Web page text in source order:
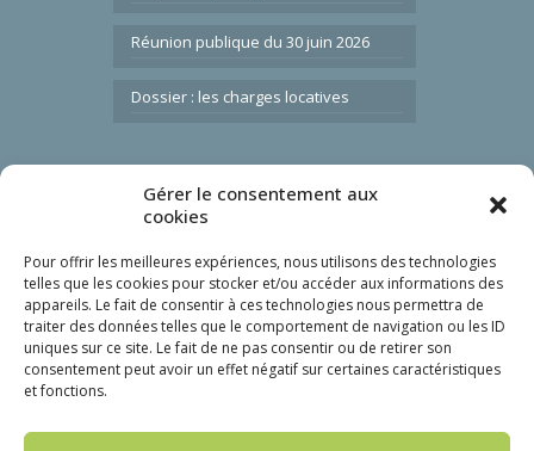
Gérer le consentement aux
cookies
Pour offrir les meilleures expériences, nous utilisons des technologies
telles que les cookies pour stocker et/ou accéder aux informations des
appareils. Le fait de consentir à ces technologies nous permettra de
traiter des données telles que le comportement de navigation ou les ID
uniques sur ce site. Le fait de ne pas consentir ou de retirer son
consentement peut avoir un effet négatif sur certaines caractéristiques
et fonctions.
Réunion publique du 30 juin 2026
Dossier : les charges locatives
Liens utiles
Nous contacter
FAQ
Mon gardien
Espace locataire
Marchés publics